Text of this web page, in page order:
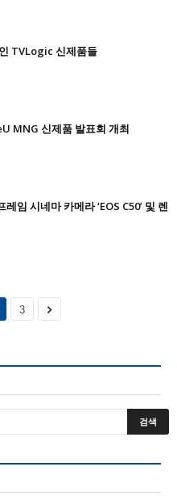
TVLogic 신제품들
MNG 신제품 발표회 개최
임 시네마 카메라 ‘EOS C50’ 및 렌
3